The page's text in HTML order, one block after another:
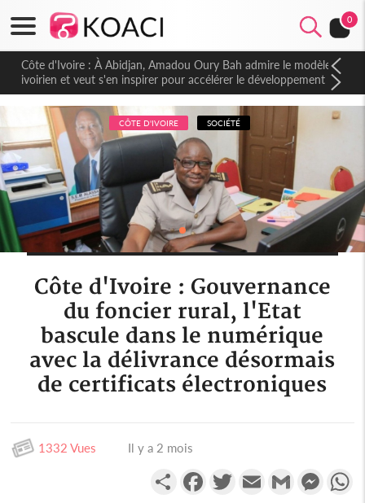
0
Côte d'Ivoire : À Abidjan, Amadou Oury Bah admire le modèle
ivoirien et veut s'en inspirer pour accélérer le développement
de la Guinée
CÔTE D'IVOIRE SOCIÉTÉ
Côte d'Ivoire : Gouvernance
du foncier rural, l'Etat
bascule dans le numérique
avec la délivrance désormais
de certificats électroniques
1332 Vues Il y a 2 mois
PartagerFacebookTwitterEmail Gmail